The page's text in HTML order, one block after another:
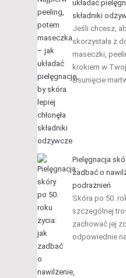
układać
składniki
Jeśli chcesz,
skorzystała z
maseczki,
krokiem w
Usunięcie
Pielęgnacja
zadbać o
podrażnień
Skóra po 50.
szczególnej
zachować jej
odpowiednie